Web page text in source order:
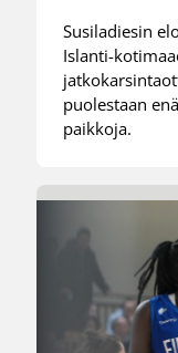
Susiladiesin
Islanti-
puolestaan
paikkoja.